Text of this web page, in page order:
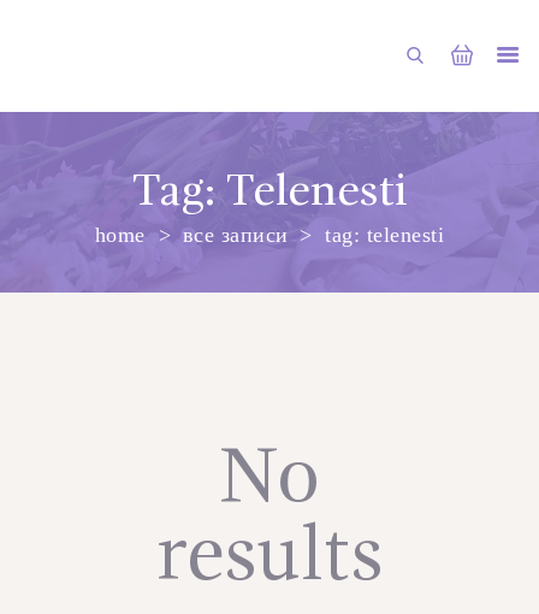
Tag: Telenesti
home все записи tag: telenesti
ГЛАВНАЯ
МАГАЗИН
КОНТАКТЫNo
results